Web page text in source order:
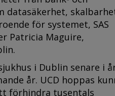
datasäkerhet,
för systemet, SAS
Patricia Maguire,
i Dublin senare i
år. UCD hoppas
förhindra tusentals